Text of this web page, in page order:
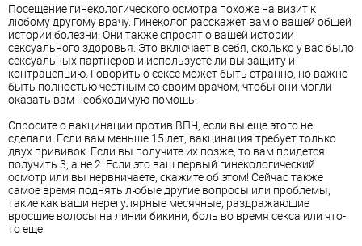
Посещение гинекологического осмотра похоже на визит к
любому другому врачу. Гинеколог расскажет вам о вашей общей
истории болезни. Они также спросят о вашей истории
сексуального здоровья. Это включает в себя, сколько у вас было
сексуальных партнеров и используете ли вы защиту и
контрацепцию. Говорить о сексе может быть странно, но важно
быть полностью честным со своим врачом, чтобы они могли
оказать вам необходимую помощь.
Спросите о вакцинации против ВПЧ, если вы еще этого не
сделали. Если вам меньше 15 лет, вакцинация требует только
двух прививок. Если вы получите их позже, то вам придется
получить 3, а не 2. Если это ваш первый гинекологический
осмотр или вы нервничаете, скажите об этом! Сейчас также
самое время поднять любые другие вопросы или проблемы,
такие как ваши нерегулярные месячные, раздражающие
вросшие волосы на линии бикини, боль во время секса или что-
то еще.